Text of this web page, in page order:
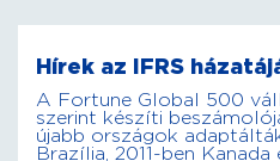
Hírek az IFRS
A Fortune Global 500
szerint készíti
újabb országok
Brazília, 2011-ben Kanada